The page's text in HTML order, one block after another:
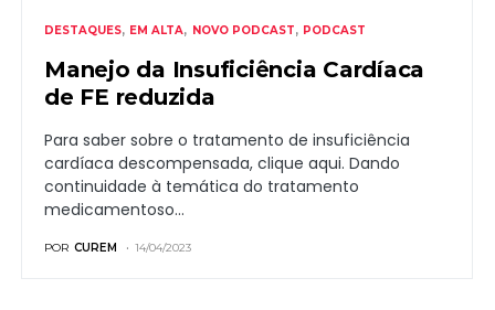
DESTAQUES EM ALTA NOVO PODCAST PODCAST
Manejo da Insuficiência Cardíaca
de FE reduzida
Para saber sobre o tratamento de insuficiência
cardíaca descompensada, clique aqui. Dando
continuidade à temática do tratamento
medicamentoso…
POR CUREM 14/04/2023